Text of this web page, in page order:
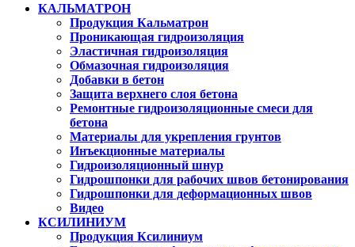
КАЛЬМАТРОН
Продукция Кальматрон
Проникающая гидроизоляция
Эластичная гидроизоляция
Обмазочная гидроизоляция
Добавки в бетон
Защита верхнего слоя бетона
Ремонтные гидроизоляционные смеси для
бетона
Материалы для укрепления грунтов
Инъекционные материалы
Гидроизоляционный шнур
Гидрошпонки для рабочих швов бетонирования
Гидрошпонки для деформационных швов
Видео
КСИЛИНИУМ
Продукция Ксилиниум